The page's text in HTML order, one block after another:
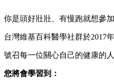
你是頭好壯壯、有慢跑就想參
台灣維基百科醫學社群於2017
號召每一位關心自己的健康的
您將會學習到：